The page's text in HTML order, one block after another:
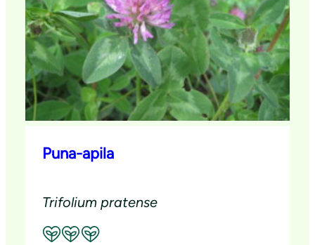
Puna-apila
Trifolium pratense
Suositeltavuus: Erinomainen pölyttäjäkasvi